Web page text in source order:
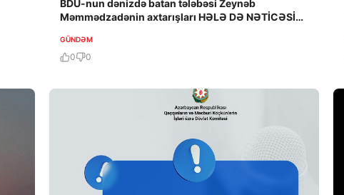
BDU-nun dənizdə batan tələbəsi Zeynəb
Məmmədzadənin axtarışları HƏLƏ DƏ NƏTİCƏSİZ
GÜNDƏM
0 0